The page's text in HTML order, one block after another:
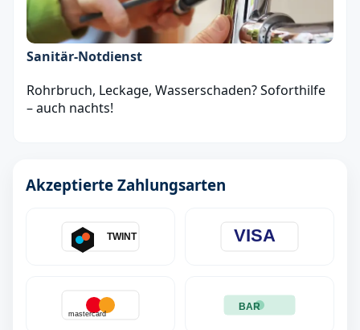
Sanitär‑Notdienst
Rohrbruch, Leckage, Wasserschaden? Soforthilfe
– auch nachts!
Akzeptierte Zahlungsarten
TWINT VISA
mastercard
BAR